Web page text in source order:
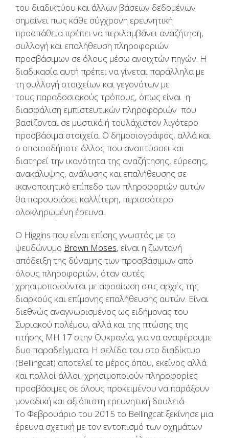
του διαδικτύου και άλλων βάσεων δεδομένων
σημαίνει πως κάθε σύγχρονη ερευνητική
προσπάθεια πρέπει να περιλαμβάνει αναζήτηση,
συλλογή και επαλήθευση πληροφοριών
προσβάσιμων σε όλους μέσω ανοιχτών πηγών. Η
διαδικασία αυτή πρέπει να γίνεται παράλληλα με
τη συλλογή στοιχείων και γεγονότων με
τους παραδοσιακούς τρόπους, όπως είναι η
διασφάλιση εμπιστευτικών πληροφοριών που
βασίζονται σε μυστικά ή τουλάχιστον λιγότερο
προσβάσιμα στοιχεία. Ο δημοσιογράφος, αλλά και
ο οποιοσδήποτε άλλος που αναπτύσσει και
διατηρεί την ικανότητα της αναζήτησης, εύρεσης,
ανακάλυψης, ανάλυσης και επαλήθευσης σε
ικανοποιητικό επίπεδο των πληροφοριών αυτών
θα παρουσιάσει καλλίτερη, περισσότερο
ολοκληρωμένη έρευνα.
Ο Higgins που είναι επίσης γνωστός με το
ψευδώνυμο Brown Moses, είναι η ζωντανή
απόδειξη της δύναμης των προσβάσιμων από
όλους πληροφοριών, όταν αυτές
χρησιμοποιούνται με αφοσίωση στις αρχές της
διαρκούς και επίμονης επαλήθευσης αυτών. Είναι
διεθνώς αναγνωρισμένος ως ειδήμονας του
Συριακού πολέμου, αλλά και της πτώσης της
πτήσης MH 17 στην Ουκρανία, για να αναφέρουμε
δυο παραδείγματα. Η σελίδα του στο διαδίκτυο
(Bellingcat) αποτελεί το μέρος όπου, εκείνος αλλά
και πολλοί άλλοι, χρησιμοποιούν πληροφορίες
προσβάσιμες σε όλους προκειμένου να παράξουν
μοναδική και αξιόπιστη ερευνητική δουλειά.
Το Φεβρουάριο του 2015 το Bellingcat ξεκίνησε μια
έρευνα σχετική με τον εντοπισμό των οχημάτων